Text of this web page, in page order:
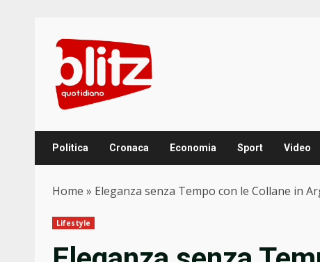
content
Politica Cronaca Economia Sport Video
Home » Eleganza senza Tempo con le Collane in
Lifestyle